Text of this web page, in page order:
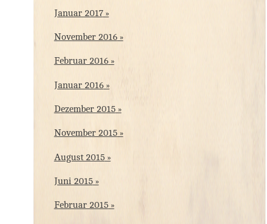
Januar 2017
November 2016
Februar 2016
Januar 2016
Dezember 2015
November 2015
August 2015
Juni 2015
Februar 2015